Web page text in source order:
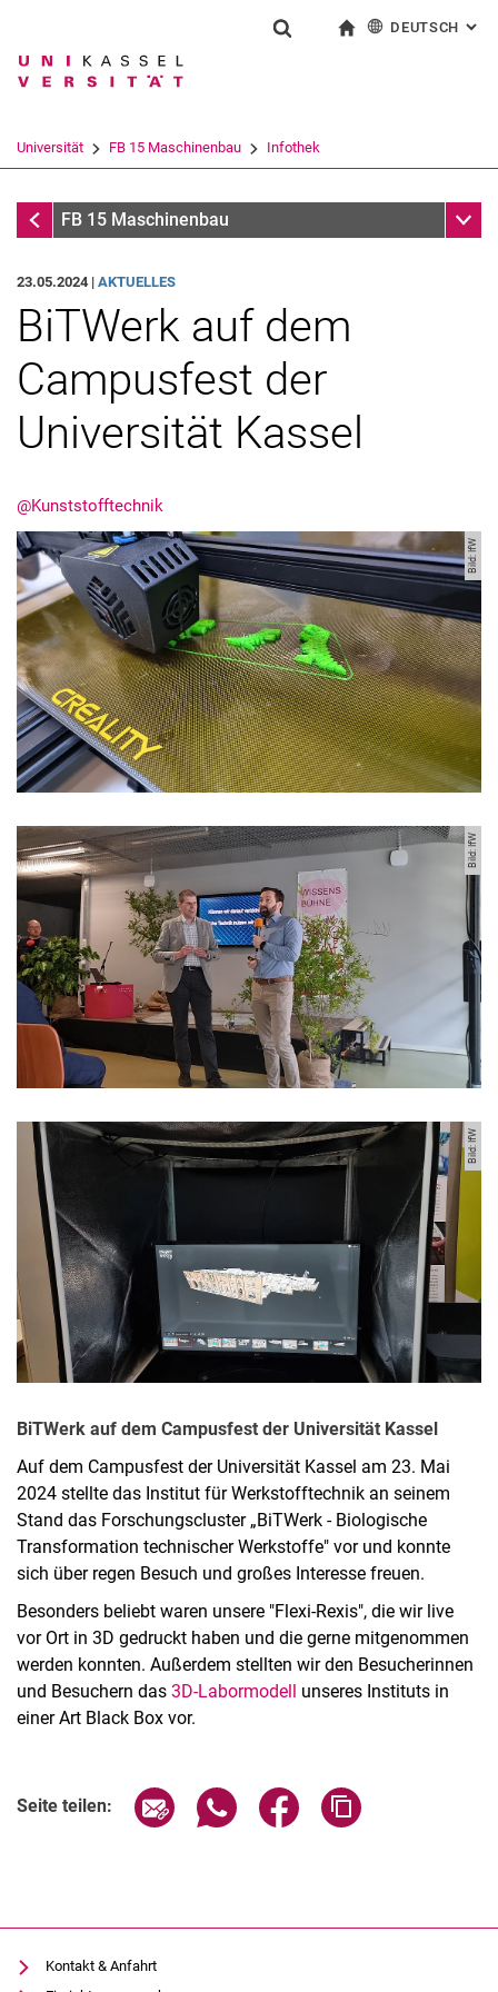
Springe direkt zu: Inhalt
Springe direkt zu: Suche
Springe direkt zu:
Suchbegriff
Suchen (öffnet externen Link in einem
DEUTSCH :
Universität FB 15 Maschinenbau Infothek
InfothekFB 15 Maschinenbau
Stellenangebote
Shop
Angebote für Schüler:innen / Studieninteressierte
50 Jahre Maschinenbau
Mediathek
Suche
23.05.2024 | AKTUELLES
BiTWerk auf dem
Campusfest der
Universität Kassel
@Kunststofftechnik
Bild: IfW
Bild: IfW
Bild: IfW
BiTWerk auf dem Campusfest der Universität Kassel
Auf dem Campusfest der Universität Kassel am 23. Mai
2024 stellte das Institut für Werkstofftechnik an seinem
Stand das Forschungscluster „BiTWerk - Biologische
Transformation technischer Werkstoffe" vor und konnte
sich über regen Besuch und großes Interesse freuen.
Besonders beliebt waren unsere "Flexi-Rexis", die wir live
vor Ort in 3D gedruckt haben und die gerne mitgenommen
werden konnten. Außerdem stellten wir den Besucherinnen
und Besuchern das 3D-Labormodell unseres Instituts in
einer Art Black Box vor.
Seite teilen: Seite über E-Mail teilen
Seite über WhatsApp teilen
Seite über Facebook
Kontakt & Anfahrt